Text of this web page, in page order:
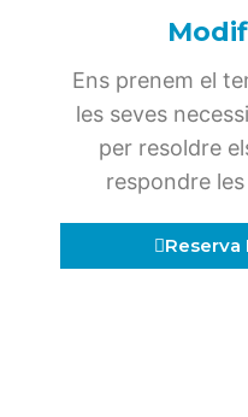
Ens prenem el
les seves
per resoldre
respondre